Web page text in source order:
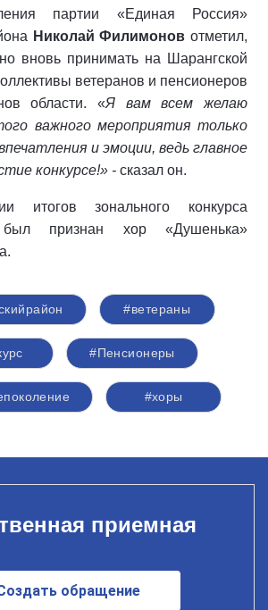
партии «Единая Россия»
Николай Филимонов отметил,
вновь принимать на Шарангской
ветеранов и пенсионеров
области. «Я вам всем желаю
важного мероприятия только
и эмоции, ведь главное
конкурсе!» - сказал он.
итогов зонального конкурса
был признан хор «Душенька»
#ветераны
#Пенсионеры
#хоры
приемная
обращение